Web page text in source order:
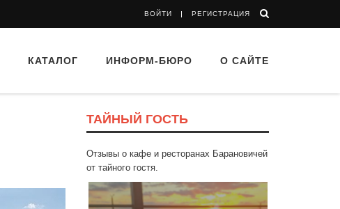
ВОЙТИ РЕГИСТРАЦИЯ
КАТАЛОГ ИНФОРМ-БЮРО О САЙТЕ
ТАЙНЫЙ ГОСТЬ
Отзывы о кафе и ресторанах Барановичей
от тайного гостя.